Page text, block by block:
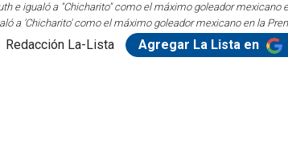
e igualó a "Chicharito" como el máximo goleador mexicano
a 'Chicharito' como el máximo goleador mexicano en la
Redacción La-Lista Agregar La Lista en